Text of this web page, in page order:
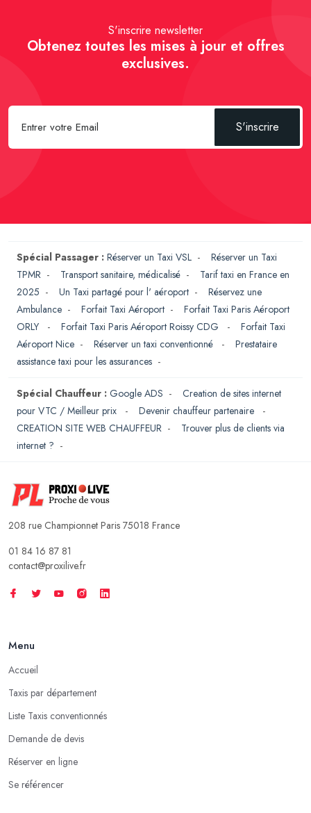
S'inscrire newsletter
Obtenez toutes les mises à jour et offres
exclusives.
S'inscrire
Spécial Passager : Réserver un Taxi VSL - Réserver un Taxi
TPMR - Transport sanitaire, médicalisé - Tarif taxi en France en
2025 - Un Taxi partagé pour l' aéroport - Réservez une
Ambulance - Forfait Taxi Aéroport - Forfait Taxi Paris Aéroport
ORLY
- Forfait Taxi Paris Aéroport Roissy CDG - Forfait Taxi
Aéroport Nice - Réserver un taxi conventionné - Prestataire
assistance taxi pour les assurances -
Spécial Chauffeur : Google ADS - Creation de sites internet
pour VTC / Meilleur prix
- Devenir chauffeur partenaire
-
CREATION SITE WEB CHAUFFEUR - Trouver plus de clients via
internet ? -
208 rue Championnet Paris 75018 France
01 84 16 87 81
contact@proxilive.fr
Menu
Accueil
Taxis par département
Liste Taxis conventionnés
Demande de devis
Réserver en ligne
Se référencer